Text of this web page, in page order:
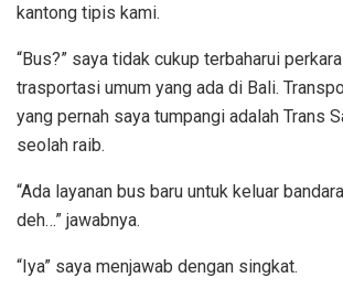
kantong tipis kami.
“Bus?” saya tidak cukup terbaharui
trasportasi umum yang ada di Bali.
yang pernah saya tumpangi adalah Trans
seolah raib.
“Ada layanan bus baru untuk keluar
deh…” jawabnya.
“Iya” saya menjawab dengan singkat.